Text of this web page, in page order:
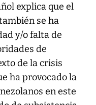
explica que el
se ha
y/o falta de
de
de la crisis
ha provocado la
en este